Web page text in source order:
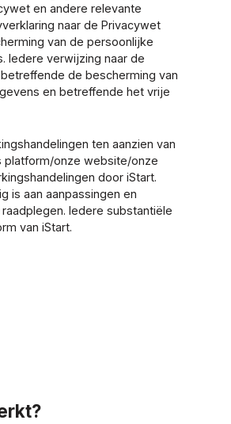
en andere relevante
naar de Privacywet
van de persoonlijke
Iedere verwijzing naar de
de bescherming van
en betreffende het vrije
ten aanzien van
platform/onze website/onze
door iStart.
is aan aanpassingen en
Iedere substantiële
van iStart.